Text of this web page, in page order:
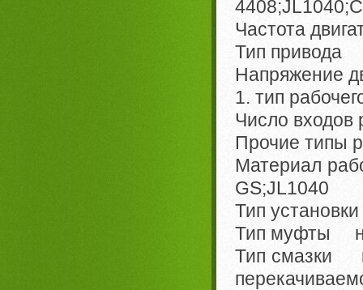
Частота
Тип привода
Напряжение
1. тип
Число входов
Прочие типы
Материал
GS;JL1040
Тип
Тип муфты
Тип смазки